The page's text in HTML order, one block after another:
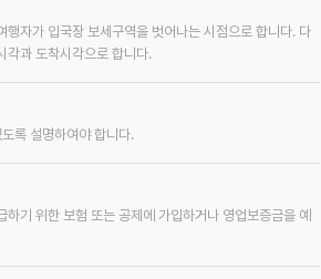
자가 입국장 보세구역을 벗어나는 시점으로 합니다. 다
각과 도착시각으로 합니다.
록 설명하여야 합니다.
기 위한 보험 또는 공제에 가입하거나 영업보증금을 예